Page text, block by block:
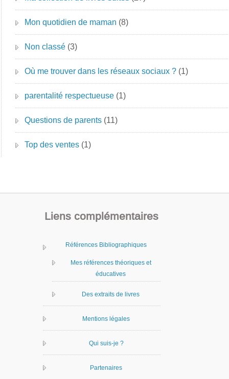
Mon quotidien de maman (8)
Non classé (3)
Où me trouver dans les réseaux sociaux ? (1)
parentalité respectueuse (1)
Questions de parents (11)
Top des ventes (1)
Liens complémentaires
Références Bibliographiques
Mes références théoriques et
éducatives
Des extraits de livres
Mentions légales
Qui suis-je ?
Partenaires